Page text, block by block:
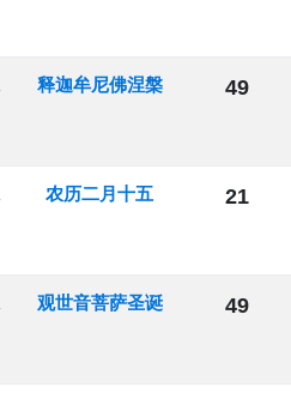
释迦牟尼佛涅槃 49
农历二月十五 21
观世音菩萨圣诞 49